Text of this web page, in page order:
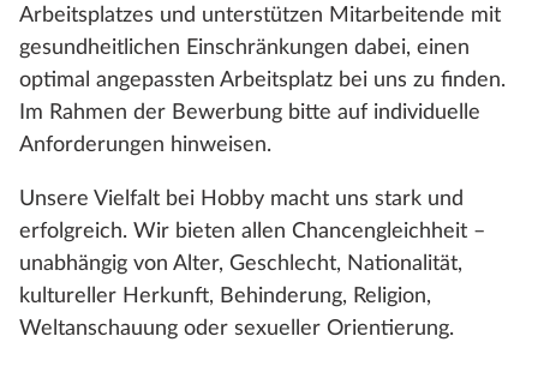
Arbeitsplatzes und unterstützen Mitarbeitende mit
gesundheitlichen Einschränkungen dabei, einen
optimal angepassten Arbeitsplatz bei uns zu finden.
Im Rahmen der Bewerbung bitte auf individuelle
Anforderungen hinweisen.
Unsere Vielfalt bei Hobby macht uns stark und
erfolgreich. Wir bieten allen Chancengleichheit –
unabhängig von Alter, Geschlecht, Nationalität,
kultureller Herkunft, Behinderung, Religion,
Weltanschauung oder sexueller Orientierung.